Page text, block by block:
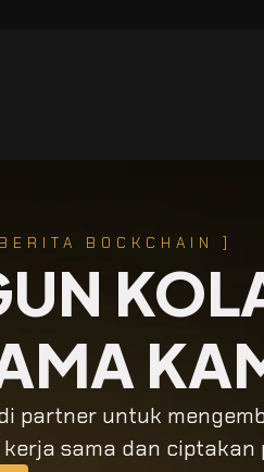
BOCKCHAIN ]
partner untuk
sama dan ciptakan